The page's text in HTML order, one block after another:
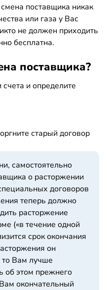
поставщика никак
или газа у Вас
не должен приходить
бесплатна.
поставщика?
и определите
старый договор
самостоятельно
о расторжении
договоров
теперь должно
расторжение
(«в течение одной
срок окончания
он
то Вам лучше
об этом прежнего
окончательный